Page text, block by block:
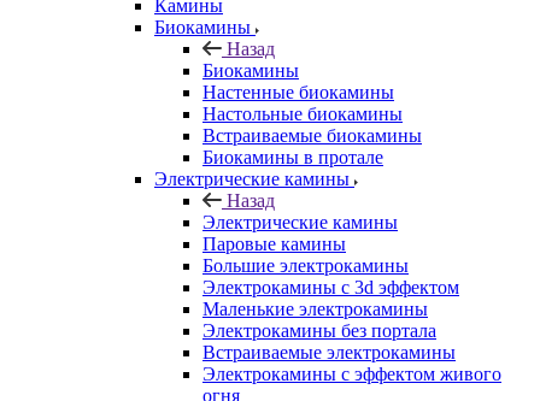
Камины
Биокамины
Назад
Биокамины
Настенные биокамины
Настольные биокамины
Встраиваемые биокамины
Биокамины в протале
Электрические камины
Назад
Электрические камины
Паровые камины
Большие электрокамины
Электрокамины с 3d эффектом
Маленькие электрокамины
Электрокамины без портала
Встраиваемые электрокамины
Электрокамины с эффектом живого
огня